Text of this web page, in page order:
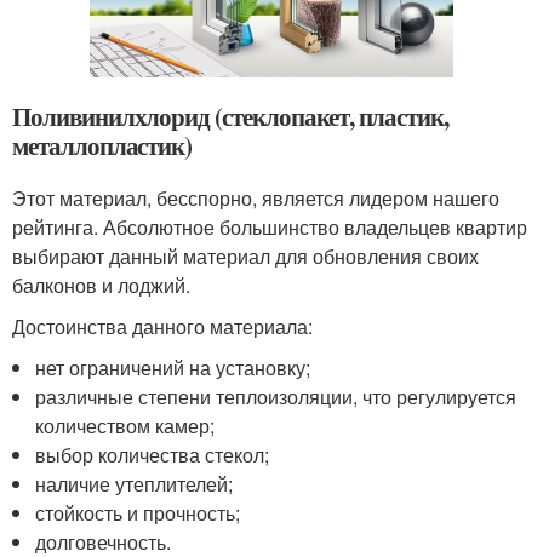
Поливинилхлорид (стеклопакет, пластик,
металлопластик)
Этот материал, бесспорно, является лидером нашего
рейтинга. Абсолютное большинство владельцев квартир
выбирают данный материал для обновления своих
балконов и лоджий.
Достоинства данного материала:
нет ограничений на установку;
различные степени теплоизоляции, что регулируется
количеством камер;
выбор количества стекол;
наличие утеплителей;
стойкость и прочность;
долговечность.